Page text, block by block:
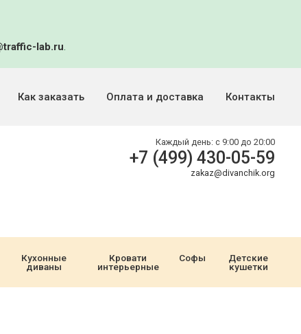
lab.ru.
Как заказать Оплата и доставка Контакты
Каждый день: с 9:00 до 20:00
+7 (499) 430-05-59
zakaz@divanchik.org
Кухонные
диваны
Кровати
интерьерные
Софы
Детские
кушетки